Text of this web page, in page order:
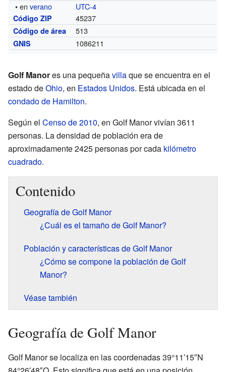
• enverano UTC-4
Código ZIP 45237
Código de área 513
GNIS 1086211
Golf Manores una pequeñavillaque se encuentra en el
estado deOhio, en Estados Unidos. Está ubicada en el
condado de Hamilton.
Según el Censo de 2010, en Golf Manor vivían 3611
personas. La densidad de población era de
aproximadamente 2425 personas por cada kilómetro
cuadrado.
Contenido
Geografía de Golf Manor
¿Cuál es el tamaño de Golf Manor?
Población y características de Golf Manor
¿Cómo se compone la población de Golf
Manor?
Véase también
Geografía de Golf Manor
Golf Manor se localiza en las coordenadas 39°11′15″N